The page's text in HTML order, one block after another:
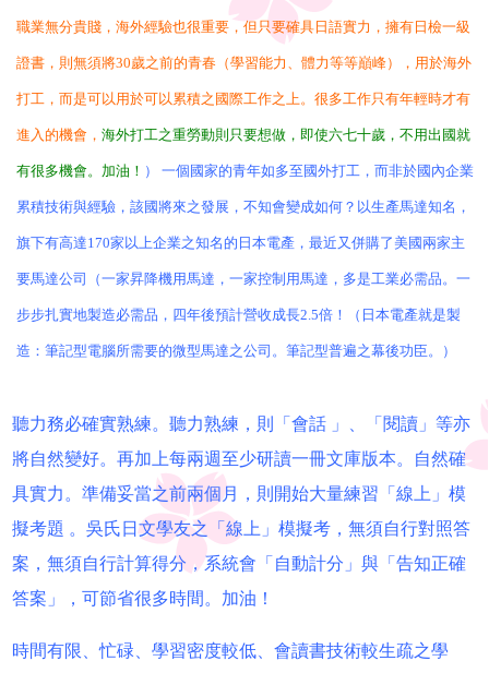
職業無分貴賤，海外經驗也很重要，但只要確具日語實力，擁有日檢一級
證書，則無須將30歲之前的青春（學習能力、體力等等巔峰），用於海外
打工，而是可以用於可以累積之國際工作之上。很多工作只有年輕時才有
進入的機會， 海外打工之重勞動則只要想做，即使六七十歲，不用出國就
有很多機會。加油！ ） 一個國家的青年如多至國外打工，而非於國內企業
累積技術與經驗，該國將來之發展，不知會變成如何？以生產馬達知名，
旗下有高達170家以上企業之知名的日本電產，最近又併購了美國兩家主
要馬達公司（一家昇降機用馬達，一家控制用馬達，多是工業必需品。一
步步扎實地製造必需品，四年後預計營收成長2.5倍！（日本電產就是製
造：筆記型電腦所需要的微型馬達之公司。筆記型普遍之幕後功臣。）
聽力務必確實熟練。聽力熟練，則「會話 」、「閱讀」等亦
將自然變好。再加上每兩週至少研讀一冊文庫版本。自然確
具實力。準備妥當之前兩個月，則開始大量練習「線上」模
擬考題 。吳氏日文學友之「線上」模擬考，無須自行對照答
案，無須自行計算得分，系統會「自動計分」與「告知正確
答案」，可節省很多時間。加油！
時間有限、忙碌、學習密度較低、會讀書技術較生疏之學